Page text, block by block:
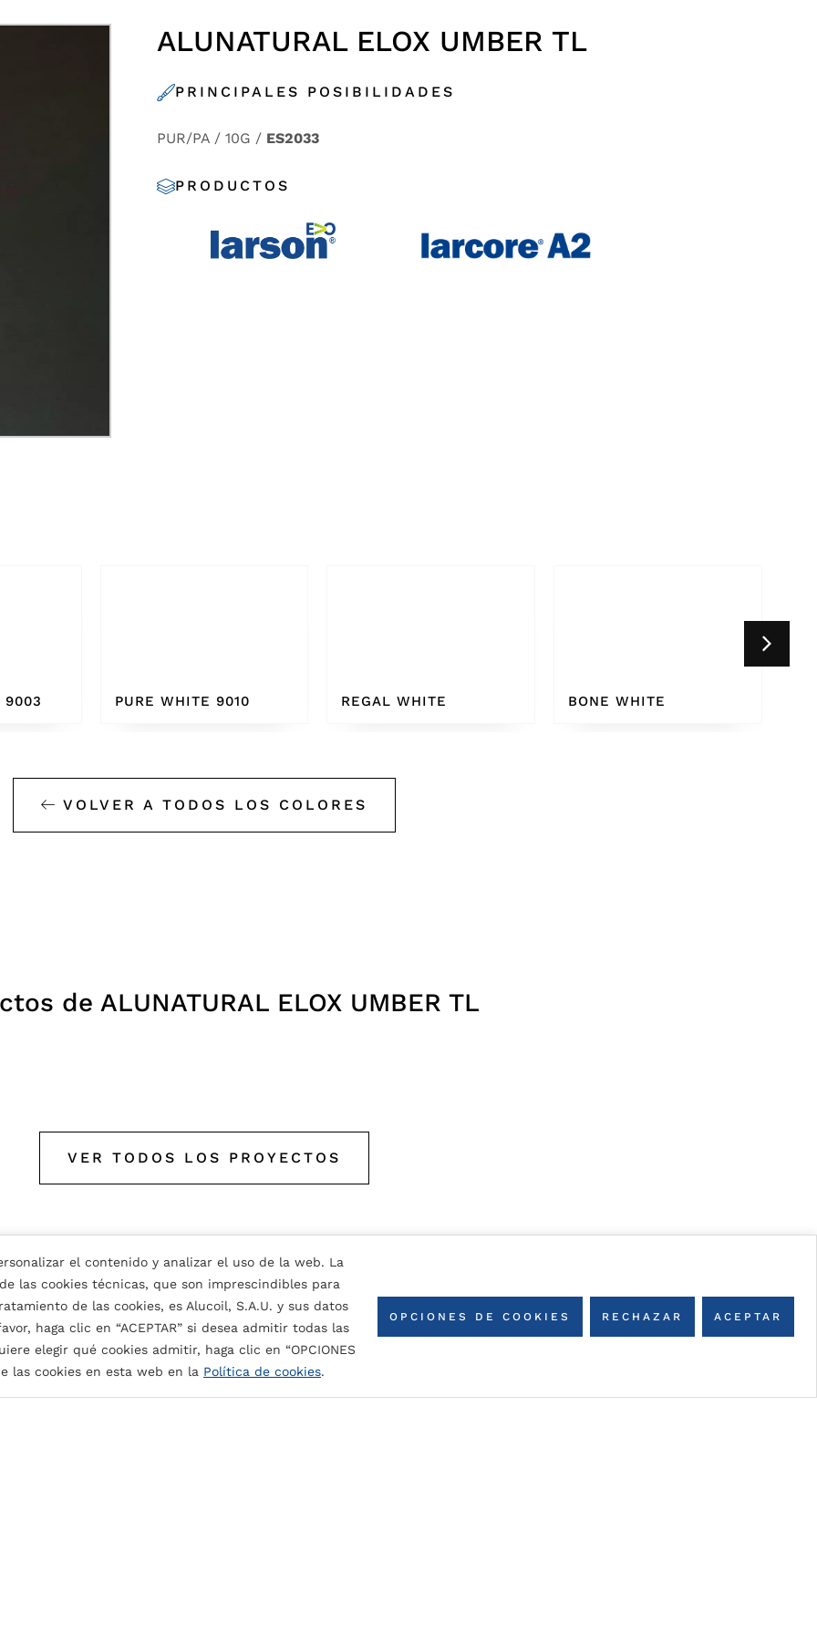
el contenido y analizar el uso de la web. La
las cookies técnicas, que son imprescindibles para
de las cookies, es Alucoil, S.A.U. y sus datos
haga clic en “ACEPTAR” si desea admitir todas las
elegir qué cookies admitir, haga clic en “OPCIONES
las cookies en esta web en la Política de cookies.
OPCIONES DE COOKIES RECHAZAR ACEPTAR
ALUNATURAL ELOX UMBER TL
PRINCIPALES POSIBILIDADES
PUR/PA / 10G / ES2033
PRODUCTOS
REGAL WHITE BONE WHITE WHITE GREY 9002
VOLVER A TODOS LOS COLORES
de ALUNATURAL ELOX UMBER TL
VER TODOS LOS PROYECTOS
CONTACTA CON NOSOTROS